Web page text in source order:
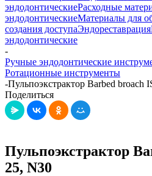
эндодонтическиеРасходные
эндодонтическиеМатериалы для
создания доступаЭндореставрация
эндодонтические
-
Ручные эндодонтические
Ротационные инструменты
-Пульпоэкстрактор Barbed broach
Поделиться
Пульпоэкстрактор
25, N30